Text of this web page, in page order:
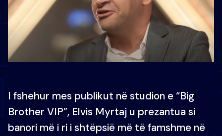
I fshehur mes publikut në studion e “Big
Brother VIP”, Elvis Myrtaj u prezantua si
banori më i ri i shtëpsië më të famshme në